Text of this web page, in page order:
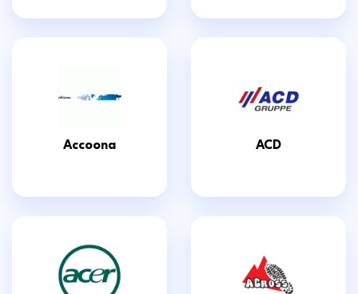
Accoona ACD